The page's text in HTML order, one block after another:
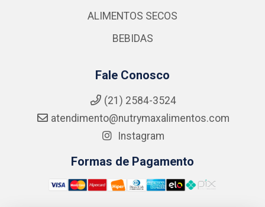
ALIMENTOS SECOS
BEBIDAS
Fale Conosco
(21) 2584-3524
atendimento@nutrymaxalimentos.com
Instagram
Formas de Pagamento